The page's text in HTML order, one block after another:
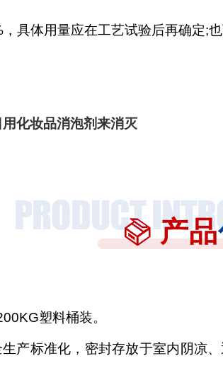
，具体用量应在工艺试验后再确定;
化妆品消泡剂来消灭
产品
塑料桶装。
产标准化，密封存放于室内阴凉